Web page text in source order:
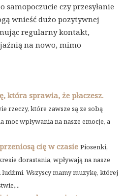
samopoczucie czy przesyłanie
wnieść dużo pozytywnej
regularny kontakt,
na nowo, mimo
która sprawia, że płaczesz.
rzeczy, które zawsze są ze sobą
moc wpływania na nasze emocje, a
cię w czasie Piosenki,
dorastania, wpływają na nasze
Wszyscy mamy muzykę, której